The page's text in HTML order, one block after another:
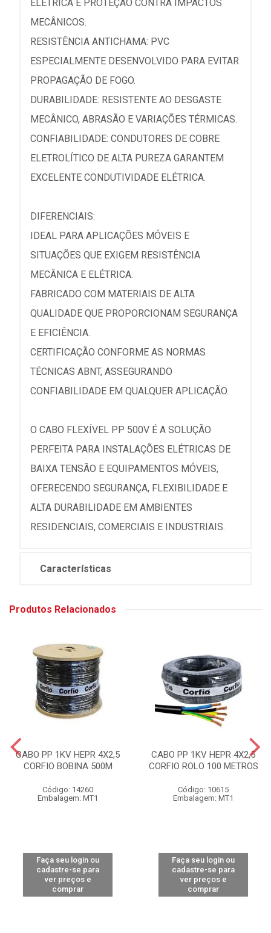
ELÉTRICA E PROTEÇÃO CONTRA IMPACTOS
MECÂNICOS.
RESISTÊNCIA ANTICHAMA: PVC
ESPECIALMENTE DESENVOLVIDO PARA EVITAR
PROPAGAÇÃO DE FOGO.
DURABILIDADE: RESISTENTE AO DESGASTE
MECÂNICO, ABRASÃO E VARIAÇÕES TÉRMICAS.
CONFIABILIDADE: CONDUTORES DE COBRE
ELETROLÍTICO DE ALTA PUREZA GARANTEM
EXCELENTE CONDUTIVIDADE ELÉTRICA.
DIFERENCIAIS:
IDEAL PARA APLICAÇÕES MÓVEIS E
SITUAÇÕES QUE EXIGEM RESISTÊNCIA
MECÂNICA E ELÉTRICA.
FABRICADO COM MATERIAIS DE ALTA
QUALIDADE QUE PROPORCIONAM SEGURANÇA
E EFICIÊNCIA.
CERTIFICAÇÃO CONFORME AS NORMAS
TÉCNICAS ABNT, ASSEGURANDO
CONFIABILIDADE EM QUALQUER APLICAÇÃO.
O CABO FLEXÍVEL PP 500V É A SOLUÇÃO
PERFEITA PARA INSTALAÇÕES ELÉTRICAS DE
BAIXA TENSÃO E EQUIPAMENTOS MÓVEIS,
OFERECENDO SEGURANÇA, FLEXIBILIDADE E
ALTA DURABILIDADE EM AMBIENTES
RESIDENCIAIS, COMERCIAIS E INDUSTRIAIS.
Características
Produtos Relacionados
CABO PP 1KV HEPR 4X2,5
CORFIO BOBINA 500M
Código: 14260
Embalagem: MT1
Faça seu login ou
cadastre-se para
ver preços e
comprar
CABO PP 1KV HEPR 4X2,5
CORFIO ROLO 100 METROS
Código: 10615
Embalagem: MT1
Faça seu login ou
cadastre-se para
ver preços e
comprar